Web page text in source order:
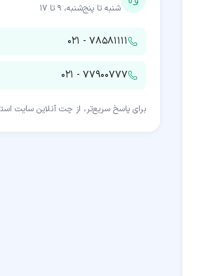
شنبه تا پنج‌شنبه، ۹ تا ۱۷
۰۲۱ - ۷۸۵۸۱۱۱۱
۰۲۱ - ۷۷۹۰۰۷۷۷
برای پاسخ سریع‌تر، از چت آنلاین سایت